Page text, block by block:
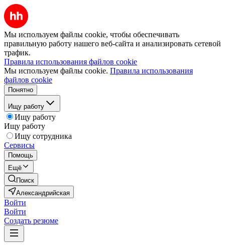
Мы используем файлы cookie, чтобы обеспечивать
правильную работу нашего веб-сайта и анализировать сетевой
трафик.
Правила использования файлов cookie
Мы используем файлы cookie. Правила использования
файлов cookie
Понятно
Ищу работу
Ищу работу
Ищу работу
Ищу сотрудника
Сервисы
Помощь
Ещё
Поиск
Александрийская
Войти
Войти
Создать резюме